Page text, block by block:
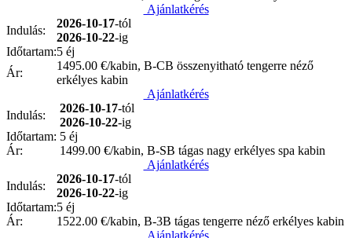
Ajánlatkérés
Indulás:
2026-10-17-tól
2026-10-22-ig
Időtartam:5 éj
Ár:
1495.00 €/kabin, B-CB összenyitható tengerre néző
erkélyes kabin
Ajánlatkérés
Indulás:
2026-10-17-tól
2026-10-22-ig
Időtartam: 5 éj
Ár:
1499.00 €/kabin, B-SB tágas nagy erkélyes spa kabin
Ajánlatkérés
Indulás:
2026-10-17-tól
2026-10-22-ig
Időtartam:5 éj
Ár:
1522.00 €/kabin, B-3B tágas tengerre néző erkélyes kabin